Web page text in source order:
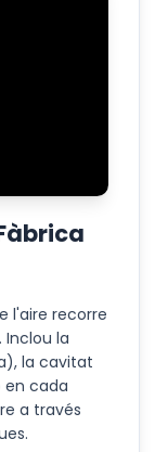
l'aire recorre
Inclou la
la cavitat
en cada
a través